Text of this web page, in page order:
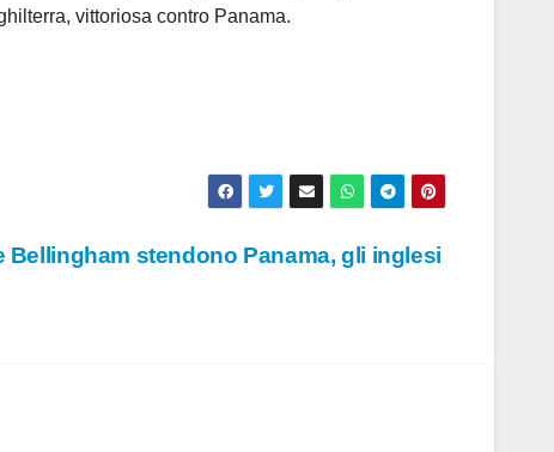
vittoriosa contro Panama.
Bellingham stendono Panama, gli inglesi